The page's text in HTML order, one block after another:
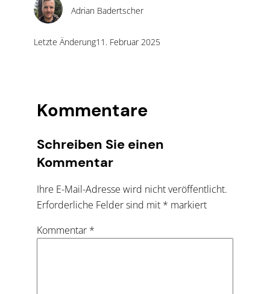
Adrian Badertscher
Letzte Änderung11. Februar 2025
Kommentare
Schreiben Sie einen
Kommentar
Ihre E-Mail-Adresse wird nicht veröffentlicht.
Erforderliche Felder sind mit * markiert
Kommentar *